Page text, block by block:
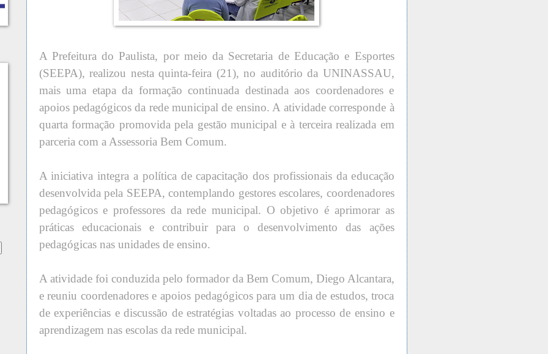
A Prefeitura do Paulista, por meio da Secretaria de Educação e Esportes
(SEEPA), realizou nesta quinta-feira (21), no auditório da UNINASSAU,
mais uma etapa da formação continuada destinada aos coordenadores e
apoios pedagógicos da rede municipal de ensino. A atividade corresponde à
quarta formação promovida pela gestão municipal e à terceira realizada em
parceria com a Assessoria Bem Comum.
A iniciativa integra a política de capacitação dos profissionais da educação
desenvolvida pela SEEPA, contemplando gestores escolares, coordenadores
pedagógicos e professores da rede municipal. O objetivo é aprimorar as
práticas educacionais e contribuir para o desenvolvimento das ações
pedagógicas nas unidades de ensino.
A atividade foi conduzida pelo formador da Bem Comum, Diego Alcantara,
e reuniu coordenadores e apoios pedagógicos para um dia de estudos, troca
de experiências e discussão de estratégias voltadas ao processo de ensino e
aprendizagem nas escolas da rede municipal.